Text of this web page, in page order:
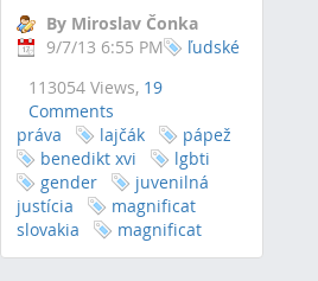
By Miroslav Čonka
9/7/13 6:55 PM
113054 Views, 19
Comments
ľudské
práva lajčák
pápež
benedikt xvi
lgbti
gender
juvenilná
justícia
magnificat
slovakia
magnificat